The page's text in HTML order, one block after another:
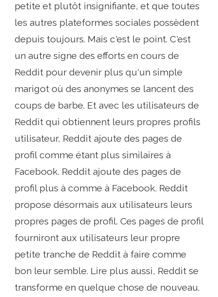
petite et plutôt insignifiante, et que toutes
les autres plateformes sociales possèdent
depuis toujours. Mais c'est le point. C'est
un autre signe des efforts en cours de
Reddit pour devenir plus qu'un simple
marigot où des anonymes se lancent des
coups de barbe. Et avec les utilisateurs de
Reddit qui obtiennent leurs propres profils
utilisateur, Reddit ajoute des pages de
profil comme étant plus similaires à
Facebook. Reddit ajoute des pages de
profil plus à comme à Facebook. Reddit
propose désormais aux utilisateurs leurs
propres pages de profil. Ces pages de profil
fourniront aux utilisateurs leur propre
petite tranche de Reddit à faire comme
bon leur semble. Lire plus aussi, Reddit se
transforme en quelque chose de nouveau.